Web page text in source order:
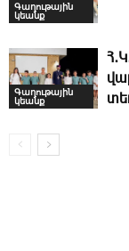
Գաղութային
կեանք
Գաղութային
կեանք